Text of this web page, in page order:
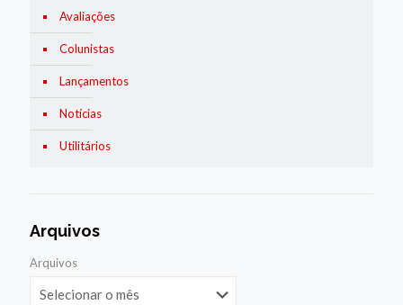
Avaliações
Colunistas
Lançamentos
Notícias
Utilitários
Arquivos
Arquivos